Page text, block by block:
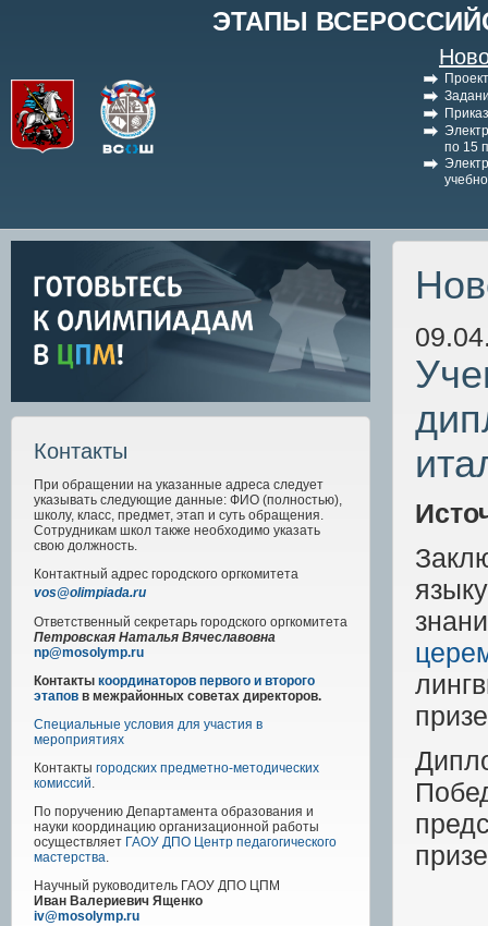
ЭТАПЫ
по 15
Контакты
При обращении на указанные адреса следует
указывать следующие данные: ФИО (полностью),
школу, класс, предмет, этап и суть обращения.
Сотрудникам школ также необходимо указать
свою должность.
Контактный адрес городского оргкомитета
vos@olimpiada.ru
Ответственный секретарь городского оргкомитета
Петровская Наталья Вячеславовна
np@mosolymp.ru
Контакты координаторов первого и второго
этапов в межрайонных советах директоров.
Специальные условия для участия в
мероприятиях
Контакты городских предметно-методических
комиссий.
По поручению Департамента образования и
науки координацию организационной работы
осуществляет ГАОУ ДПО Центр педагогического
мастерства.
Научный руководитель ГАОУ ДПО ЦПМ
Иван Валериевич Ященко
iv@mosolymp.ru